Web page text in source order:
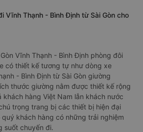
Vĩnh Thạnh - Bình Định từ Sài Gòn cho
Vĩnh Thạnh - Bình Định phòng đôi
có thiết kế tương tự như dòng xe
- Bình Định từ Sài Gòn giường
thước giường nằm được thiết kế rộng
khách hàng Việt Nam lẫn khách nước
trọng trang bị các thiết bị hiện đại
khách hàng có những trải nghiệm
suốt chuyến đi.